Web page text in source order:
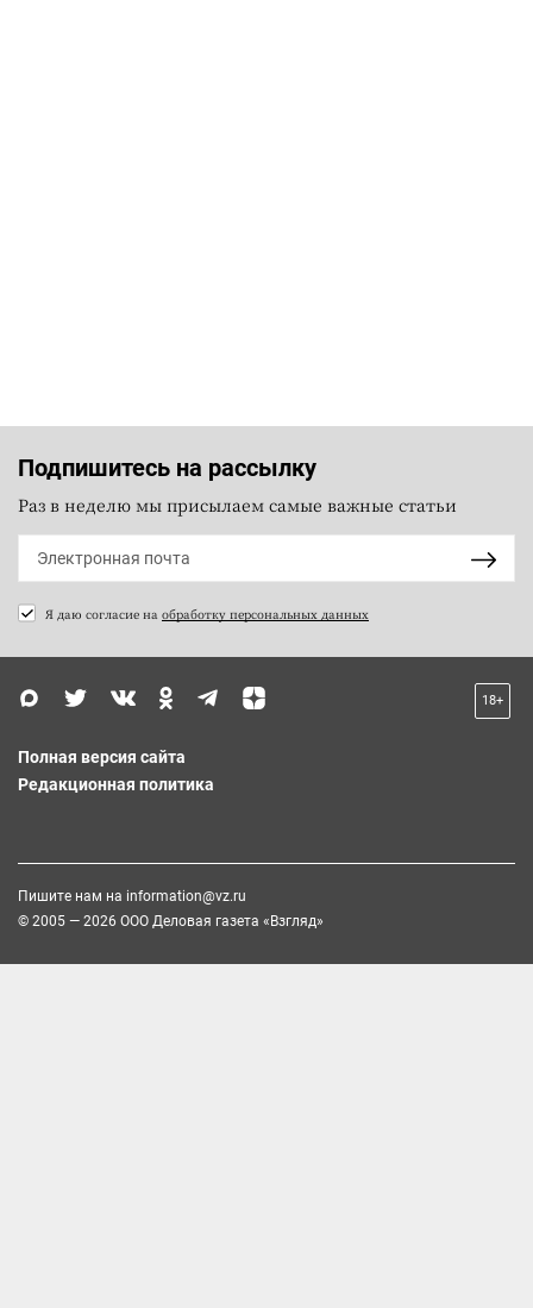
Подпишитесь на рассылку
Раз в неделю мы присылаем самые важные статьи
Я даю согласие на обработку персональных данных
18+
Полная версия сайта
Редакционная политика
Пишите нам на information@vz.ru
© 2005 — 2026 ООО Деловая газета «Взгляд»